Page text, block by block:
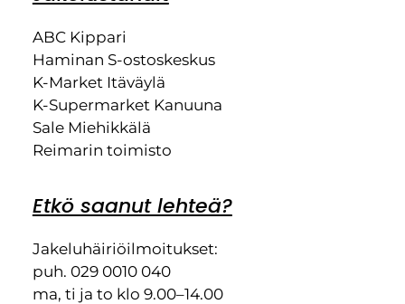
ABC Kippari
Haminan S-ostoskeskus
K-Market Itäväylä
K-Supermarket Kanuuna
Sale Miehikkälä
Reimarin toimisto
Etkö saanut lehteä?
Jakeluhäiriöilmoitukset:
puh. 029 0010 040
ma, ti ja to klo 9.00–14.00